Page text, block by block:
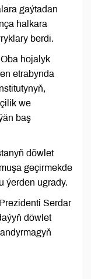
gaýtadan
halkara
berdi.
hojalyk
etrabynda
we
baş
döwlet
geçirmekde
ýerden ugrady.
Serdar
döwlet